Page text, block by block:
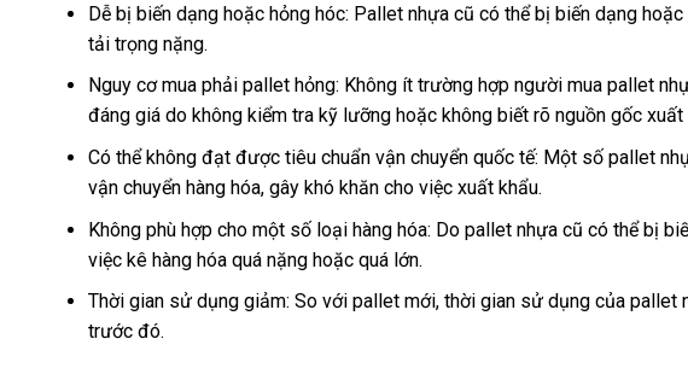
Dễ bị biến dạng hoặc hỏng hóc: Pallet nhựa cũ có thể bị biến dạng
tải trọng nặng.
Nguy cơ mua phải pallet hỏng: Không ít trường hợp người mua pallet
đáng giá do không kiểm tra kỹ lưỡng hoặc không biết rõ nguồn gốc xuất
Có thể không đạt được tiêu chuẩn vận chuyển quốc tế: Một số pallet
vận chuyển hàng hóa, gây khó khăn cho việc xuất khẩu.
Không phù hợp cho một số loại hàng hóa: Do pallet nhựa cũ có thể bị
việc kê hàng hóa quá nặng hoặc quá lớn.
Thời gian sử dụng giảm: So với pallet mới, thời gian sử dụng của
trước đó.